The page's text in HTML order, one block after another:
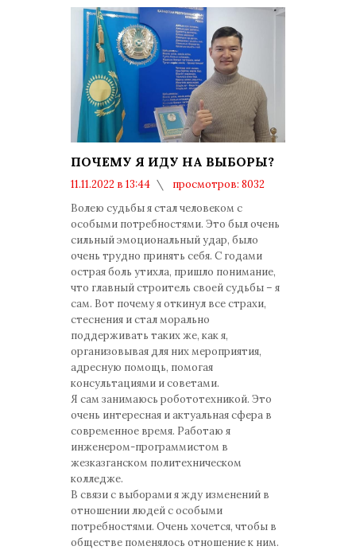
ПОЧЕМУ Я ИДУ НА ВЫБОРЫ?
11.11.2022 в 13:44
просмотров: 8032
комментариев: 0
Волею судьбы я стал человеком с
особыми потребностями. Это был очень
сильный эмоциональный удар, было
очень трудно принять себя. С годами
острая боль утихла, пришло понимание,
что главный строитель своей судьбы – я
сам. Вот почему я откинул все страхи,
стеснения и стал морально
поддерживать таких же, как я,
организовывая для них мероприятия,
адресную помощь, помогая
консультациями и советами.
Я сам занимаюсь робототехникой. Это
очень интересная и актуальная сфера в
современное время. Работаю я
инженером-программистом в
жезказганском политехническом
колледже.
В связи с выборами я жду изменений в
отношении людей с особыми
потребностями. Очень хочется, чтобы в
обществе поменялось отношение к ним.